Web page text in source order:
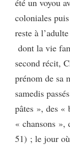
coloniales
reste à
dont la vie
second récit,
prénom de sa
samedis
pâtes », des «
« chansons »,
51) ; le jour